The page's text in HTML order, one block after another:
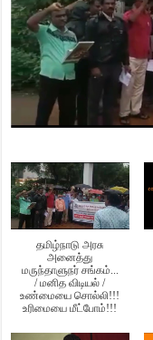
தமிழ்நாடு அரசு
அனைத்து
மருந்தாளுநர் சங்கம்...
/ மனித விடியல் /
உண்மையை சொல்லி!!!
உரிமையை மீட்போம்!!!